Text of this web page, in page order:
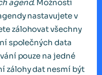
agend. Možnosti
nastavujete v
zálohovat všechny
společných data
pouze na jedné
zálohy dat nesmí být